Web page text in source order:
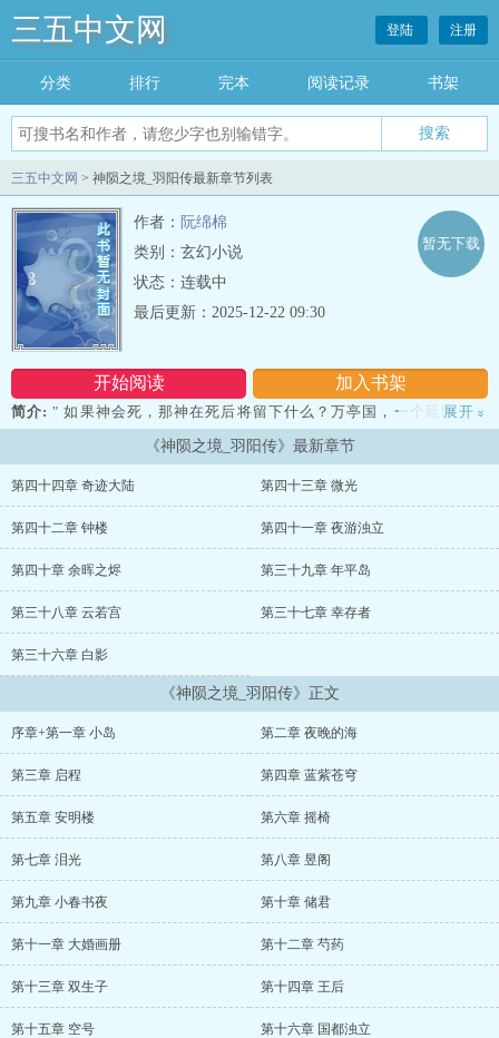
三五中文网 登陆 注册
分类 排行 完本 阅读记录 书架
三五中文网 > 神陨之境_羽阳传最新章节列表
作者： 阮绵棉
类别：玄幻小说
状态：连载中
开始阅读 加入书架
暂无下载
最后更新：2025-12-22 09:30
简介: " 如果神会死，那神在死后将留下什么？万亭国，一个延续了近
两千年统治的古老王国，神之子的血液流淌在第二种人类的身上，他
们被称为贵族，世代承袭先祖的遗愿，守护着真正的人类。 然而就是
这样一个曾经强大无比的王国，如今却只能依靠结界封锁边境以抵挡
了前所未有的困难。 逃离王城的故王后在外海小岛生下的公主，成为
了拯救万亭国的唯一希望……" ...
展开 »
《神陨之境_羽阳传》最新章节
第四十四章 奇迹大陆 第四十三章 微光
第四十二章 钟楼 第四十一章 夜游浊立
第四十章 余晖之烬 第三十九章 年平岛
第三十八章 云若宫 第三十七章 幸存者
第三十六章 白影
《神陨之境_羽阳传》正文
序章+第一章 小岛 第二章 夜晚的海
第三章 启程 第四章 蓝紫苍穹
第五章 安明楼 第六章 摇椅
第七章 泪光 第八章 昱阁
第九章 小春书夜 第十章 储君
第十一章 大婚画册 第十二章 芍药
第十三章 双生子 第十四章 王后
第十五章 空号 第十六章 国都浊立